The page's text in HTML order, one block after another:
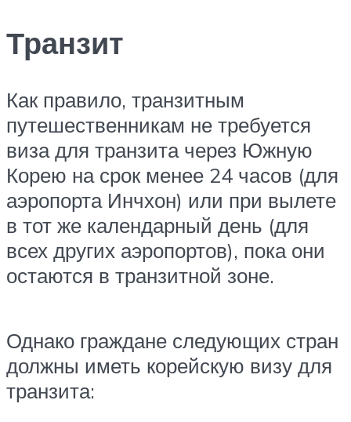
Транзит
Как правило, транзитным
путешественникам не требуется
виза для транзита через Южную
Корею на срок менее 24 часов (для
аэропорта Инчхон) или при вылете
в тот же календарный день (для
всех других аэропортов), пока они
остаются в транзитной зоне.
Однако граждане следующих стран
должны иметь корейскую визу для
транзита: